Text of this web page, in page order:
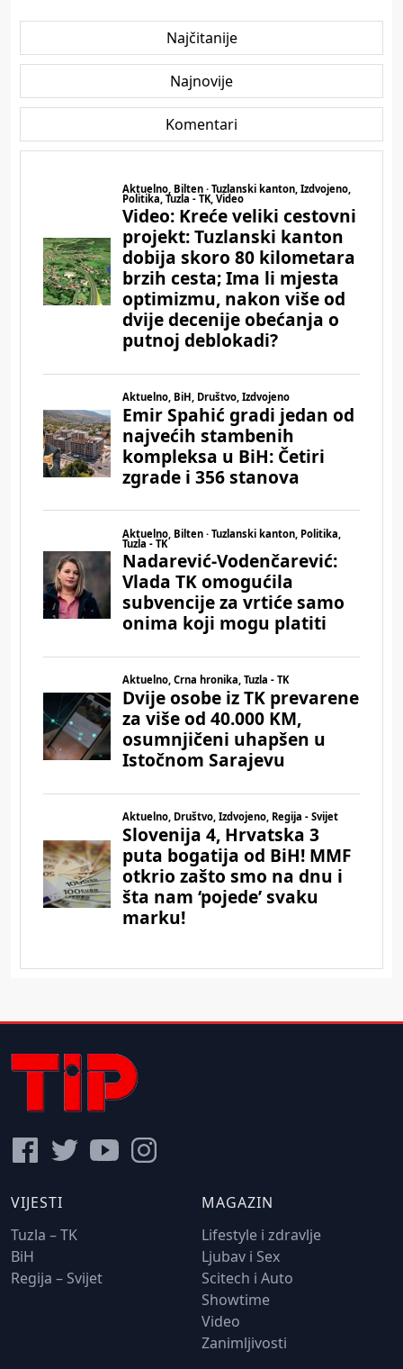
Najčitanije
Najnovije
Komentari
VIJESTI
Tuzla – TK
BiH
Regija – Svijet
MAGAZIN
Lifestyle i zdravlje
Ljubav i Sex
Scitech i Auto
Showtime
Video
Zanimljivosti